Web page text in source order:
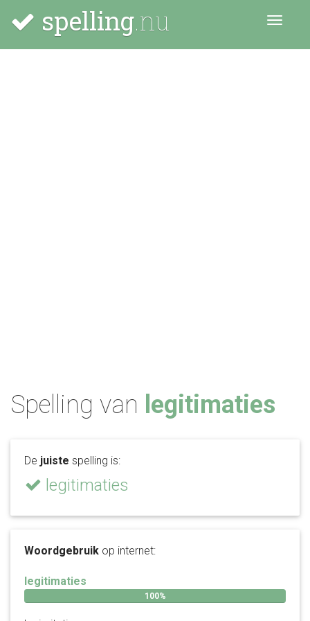
spelling.nu Menu
Spelling van legitimaties
De juiste spelling is:
legitimaties
Woordgebruik op internet:
legitimaties
100%